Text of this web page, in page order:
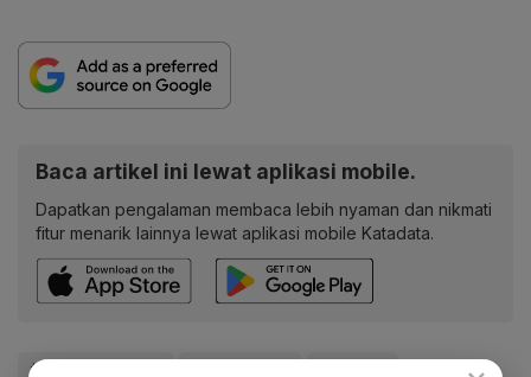
Baca artikel ini lewat aplikasi mobile.
Dapatkan pengalaman membaca lebih nyaman dan nikmati
fitur menarik lainnya lewat aplikasi mobile Katadata.
#Andi Widjajanto